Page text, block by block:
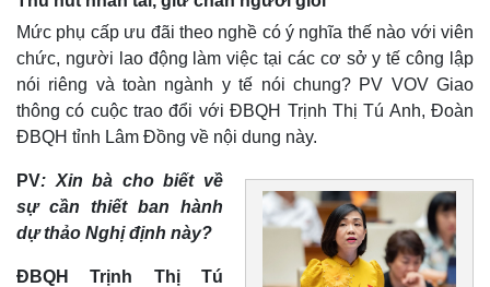
Kinh tế
Bất động sản
Khởi nghiệp
Thị trường
Giá vàng
Tỷ giá
Chứng khoán
Giá cà phê
Mức phụ cấp ưu đãi theo nghề có ý nghĩa thế nào với viên
chức, người lao động làm việc tại các cơ sở y tế công lập
nói riêng và toàn ngành y tế nói chung? PV VOV Giao
thông có cuộc trao đổi với ĐBQH Trịnh Thị Tú Anh, Đoàn
ĐBQH tỉnh Lâm Đồng về nội dung này.
PV: Xin bà cho biết về
sự cần thiết ban hành
dự thảo Nghị định này?
ĐBQH Trịnh Thị Tú